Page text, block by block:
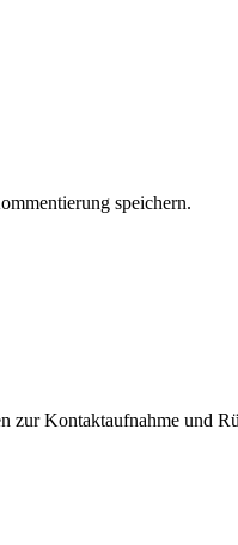
speichern.
zur Kontaktaufnahme und